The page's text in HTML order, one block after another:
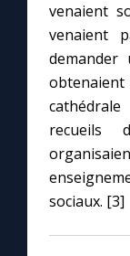
venaient
venaient
obtenaient
recueils
sociaux. [3]